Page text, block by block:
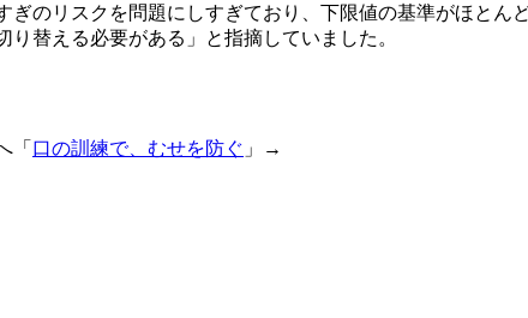
のリスクを問題にしすぎており、下限値の基準がほとんど
替える必要がある」と指摘していました。
「 口の訓練で、むせを防ぐ 」→